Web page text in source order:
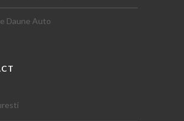
Daune Auto